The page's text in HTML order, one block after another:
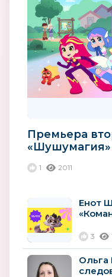
Премьера
«Шушумагия»
1 2011
Енот
3
Ольга